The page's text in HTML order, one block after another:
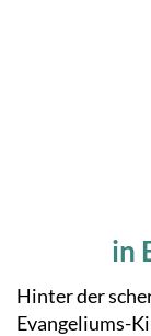
in
Hinter der
Evangeliums-